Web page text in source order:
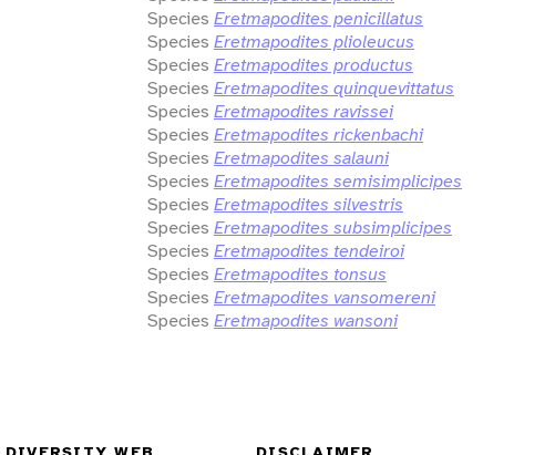
Species Eretmapodites penicillatus
Species Eretmapodites plioleucus
Species Eretmapodites productus
Species Eretmapodites quinquevittatus
Species Eretmapodites ravissei
Species Eretmapodites rickenbachi
Species Eretmapodites salauni
Species Eretmapodites semisimplicipes
Species Eretmapodites silvestris
Species Eretmapodites subsimplicipes
Species Eretmapodites tendeiroi
Species Eretmapodites tonsus
Species Eretmapodites vansomereni
Species Eretmapodites wansoni